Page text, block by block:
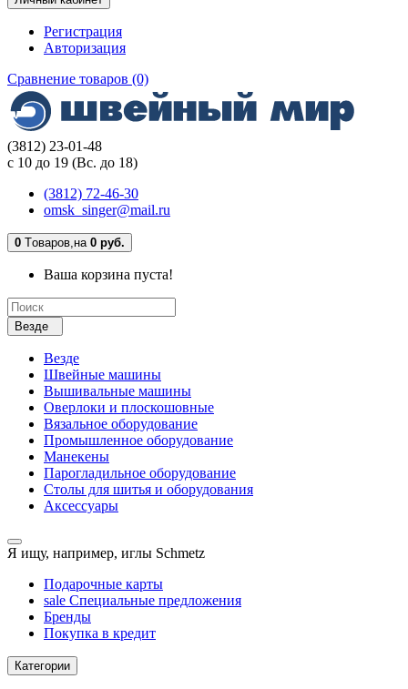
Регистрация
Авторизация
Сравнение товаров (0)
(3812) 23-01-48
с 10 до 19 (Вс. до 18)
(3812) 72-46-30
omsk_singer@mail.ru
0 Tоваров,на 0 руб.
Ваша корзина пуста!
Везде
Везде
Швейные машины
Вышивальные машины
Оверлоки и плоскошовные
Вязальное оборудование
Промышленное оборудование
Манекены
Парогладильное оборудование
Столы для шитья и оборудования
Аксессуары
Я ищу, например, иглы Schmetz
Подарочные карты
sale Специальные предложения
Бренды
Покупка в кредит
Категории